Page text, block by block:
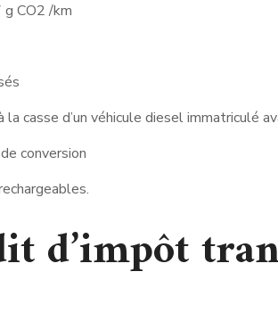
CO2 /km
casse d’un véhicule diesel immatriculé
conversion
d’impôt